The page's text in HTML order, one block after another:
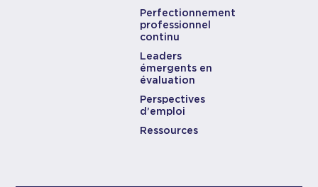
Perfectionnement
professionnel
continu
Leaders
émergents en
évaluation
Perspectives
d’emploi
Ressources